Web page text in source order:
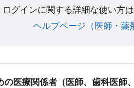
グインに関する詳細な使い方
ヘルプページ（医師・薬
医療関係者（医師、歯科医師